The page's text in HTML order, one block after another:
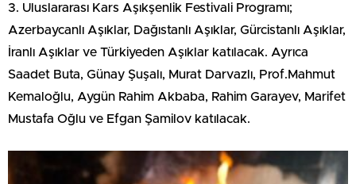
3. Uluslararası Kars Aşıkşenlik Festivali Programı;
Azerbaycanlı Aşıklar, Dağıstanlı Aşıklar, Gürcistanlı Aşıklar,
İranlı Aşıklar ve Türkiyeden Aşıklar katılacak. Ayrıca
Saadet Buta, Günay Şuşalı, Murat Darvazlı, Prof.Mahmut
Kemaloğlu, Aygün Rahim Akbaba, Rahim Garayev, Marifet
Mustafa Oğlu ve Efgan Şamilov katılacak.